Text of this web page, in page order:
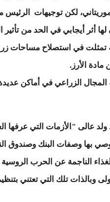
لكن توجيهات
أثر أيجابي في الحد من تأثير
في استصلاح مساحات
مادة الأرز.
المجال الزراعي في أماكن
ولد عالى "الأزمات التي
بها وصفات البنك وصندوق
الناجمة عن الحرب الروسية
وبالذات تلك التي تعتني